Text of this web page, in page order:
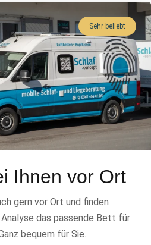
Sehr beliebt
Ihnen vor Ort
gern vor Ort und finden
das passende Bett für
bequem für Sie.